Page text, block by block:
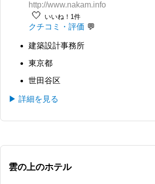
http://www.nakam.info
🤍 いいね！1件
クチコミ・評価
建築設計事務所
東京都
世田谷区
▶ 詳細を見る
雲の上のホテル